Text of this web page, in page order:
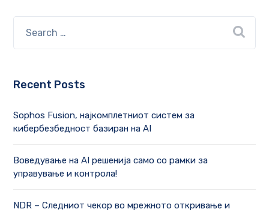
Recent Posts
Sophos Fusion, најкомплетниот систем за
кибербезбедност базиран на AI
Воведување на AI решенија само со рамки за
управување и контрола!
NDR – Следниот чекор во мрежното откривање и